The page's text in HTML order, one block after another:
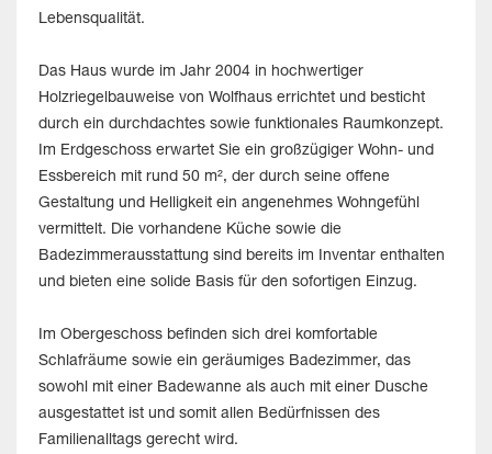
Lebensqualität.
Das Haus wurde im Jahr 2004 in hochwertiger
Holzriegelbauweise von Wolfhaus errichtet und besticht
durch ein durchdachtes sowie funktionales Raumkonzept.
Im Erdgeschoss erwartet Sie ein großzügiger Wohn- und
Essbereich mit rund 50 m², der durch seine offene
Gestaltung und Helligkeit ein angenehmes Wohngefühl
vermittelt. Die vorhandene Küche sowie die
Badezimmerausstattung sind bereits im Inventar enthalten
und bieten eine solide Basis für den sofortigen Einzug.
Im Obergeschoss befinden sich drei komfortable
Schlafräume sowie ein geräumiges Badezimmer, das
sowohl mit einer Badewanne als auch mit einer Dusche
ausgestattet ist und somit allen Bedürfnissen des
Familienalltags gerecht wird.